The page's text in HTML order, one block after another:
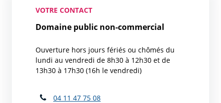
VOTRE CONTACT
Domaine public non-commercial
Ouverture hors jours fériés ou chômés du
lundi au vendredi de 8h30 à 12h30 et de
13h30 à 17h30 (16h le vendredi)
04 11 47 75 08